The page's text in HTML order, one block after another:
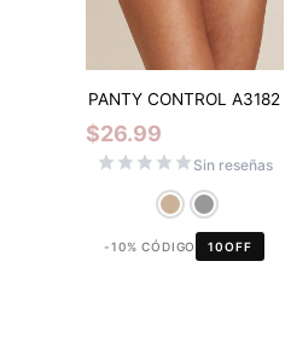
PANTY CONTROL A3182
$26.99
Sin reseñas
-10% CÓDIGO 10OFF